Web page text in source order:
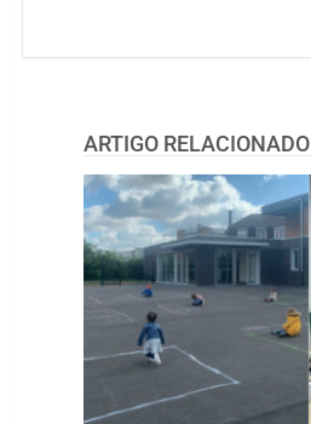
ARTIGO RELACIONADO